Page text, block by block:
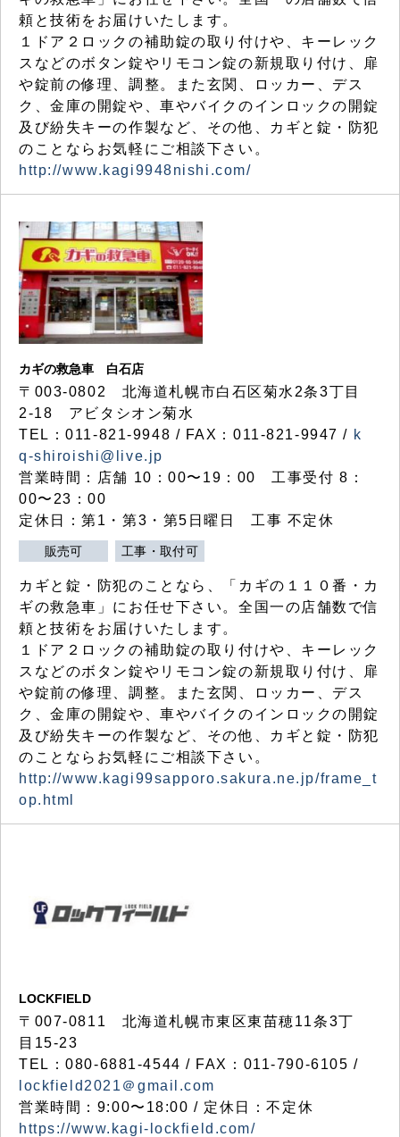
頼と技術をお届けいたします。
１ドア２ロックの補助錠の取り付けや、キーレック
スなどのボタン錠やリモコン錠の新規取り付け、扉
や錠前の修理、調整。また玄関、ロッカー、デス
ク、金庫の開錠や、車やバイクのインロックの開錠
及び紛失キーの作製など、その他、カギと錠・防犯
のことならお気軽にご相談下さい。
http://www.kagi9948nishi.com/
カギの救急車 白石店
〒003-0802 北海道札幌市白石区菊水2条3丁目
2-18 アビタシオン菊水
TEL：011-821-9948 / FAX：011-821-9947 / k
q-shiroishi@live.jp
営業時間：店舗 10：00〜19：00 工事受付 8：
00〜23：00
定休日：第1・第3・第5日曜日 工事 不定休
販売可 工事・取付可
カギと錠・防犯のことなら、「カギの１１０番・カ
ギの救急車」にお任せ下さい。全国一の店舗数で信
頼と技術をお届けいたします。
１ドア２ロックの補助錠の取り付けや、キーレック
スなどのボタン錠やリモコン錠の新規取り付け、扉
や錠前の修理、調整。また玄関、ロッカー、デス
ク、金庫の開錠や、車やバイクのインロックの開錠
及び紛失キーの作製など、その他、カギと錠・防犯
のことならお気軽にご相談下さい。
http://www.kagi99sapporo.sakura.ne.jp/frame_t
op.html
LOCKFIELD
〒007-0811 北海道札幌市東区東苗穂11条3丁
目15-23
TEL：080-6881-4544 / FAX：011-790-6105 /
lockfield2021＠gmail.com
営業時間：9:00〜18:00 / 定休日：不定休
https://www.kagi-lockfield.com/